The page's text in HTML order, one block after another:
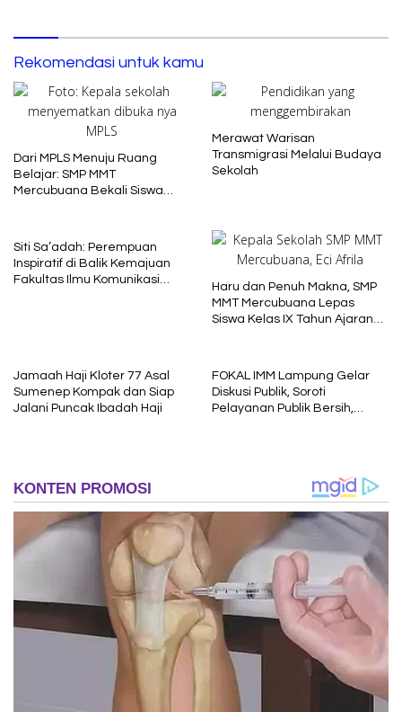
Rekomendasi untuk kamu
Dari MPLS Menuju Ruang
Belajar: SMP MMT
Mercubuana Bekali Siswa
Merawat Warisan
Transmigrasi Melalui Budaya
Sekolah
Siti Sa’adah: Perempuan
Inspiratif di Balik Kemajuan
Fakultas Ilmu Komunikasi
Haru dan Penuh Makna, SMP
MMT Mercubuana Lepas
Siswa Kelas IX Tahun Ajaran
Jamaah Haji Kloter 77 Asal
Sumenep Kompak dan Siap
Jalani Puncak Ibadah Haji
FOKAL IMM Lampung Gelar
Diskusi Publik, Soroti
Pelayanan Publik Bersih,